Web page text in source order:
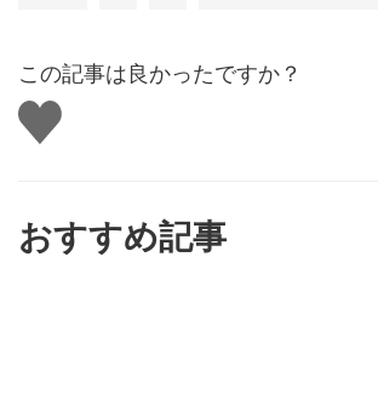
この記事は良かったですか？
い
い
おすすめ記事